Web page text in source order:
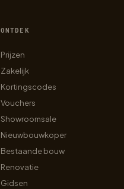
ONTDEK
Prijzen
Zakelijk
Kortingscodes
Vouchers
Showroomsale
Nieuwbouwkoper
Bestaande bouw
Renovatie
Gidsen